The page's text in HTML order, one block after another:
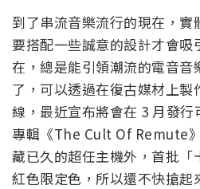
到了串流音樂流行的現在，實
要搭配一些誠意的設計才會
在，總是能引領潮流的電音
了，可以透過在復古媒材上製
線，最近宣布將會在 3 月發
專輯《The Cult Of Remute
藏已久的超任主機外，首批「
紅色限定色，所以還不快搶起